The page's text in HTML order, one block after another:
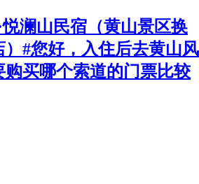
悦澜山民宿（黄山景区换
）#您好，入住后去黄山风
购买哪个索道的门票比较